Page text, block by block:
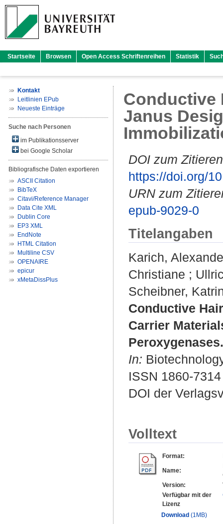
Startseite Browsen Open Access Schriftenreihen Statistik
Kontakt
Leitlinien EPub
Neueste Einträge
Suche nach Personen
im Publikationsserver
bei Google Scholar
Bibliografische Daten exportieren
ASCII Citation
BibTeX
Citavi/Reference Manager
Data Cite XML
Dublin Core
EP3 XML
EndNote
HTML Citation
Multiline CSV
OPENAIRE
epicur
xMetaDissPlus
Conductive
Janus
DOI zum
https://doi.org/
URN zum
epub-9029-0
Titelangaben
Karich,
Christiane ;
Scheibner,
Conductive
Carrier
Peroxygenases.
In:
ISSN 1860-7314
DOI der
Volltext
Format:
Name:
Version:
Verfügbar mit der
Lizenz
Download (1MB)